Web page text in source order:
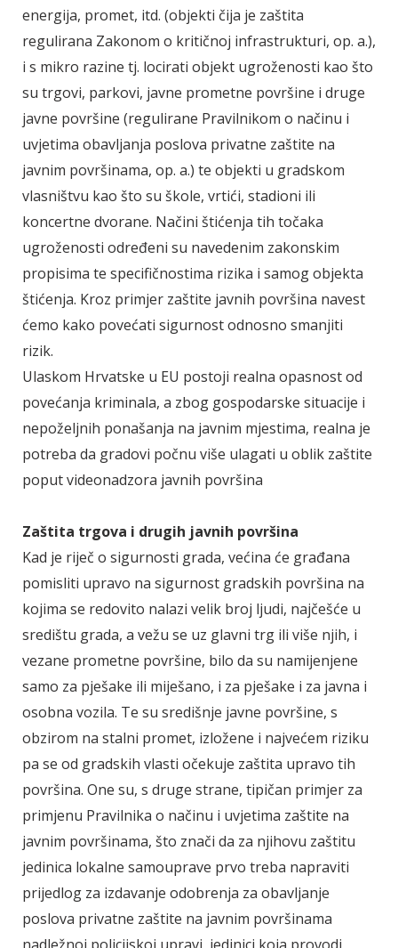
energija, promet, itd. (objekti čija je zaštita
regulirana Zakonom o kritičnoj infrastrukturi, op. a.),
i s mikro razine tj. locirati objekt ugroženosti kao što
su trgovi, parkovi, javne prometne površine i druge
javne površine (regulirane Pravilnikom o načinu i
uvjetima obavljanja poslova privatne zaštite na
javnim površinama, op. a.) te objekti u gradskom
vlasništvu kao što su škole, vrtići, stadioni ili
koncertne dvorane. Načini štićenja tih točaka
ugroženosti određeni su navedenim zakonskim
propisima te specifičnostima rizika i samog objekta
štićenja. Kroz primjer zaštite javnih površina navest
ćemo kako povećati sigurnost odnosno smanjiti
rizik.
Ulaskom Hrvatske u EU postoji realna opasnost od
povećanja kriminala, a zbog gospodarske situacije i
nepoželjnih ponašanja na javnim mjestima, realna je
potreba da gradovi počnu više ulagati u oblik zaštite
poput videonadzora javnih površina
Zaštita trgova i drugih javnih površina
Kad je riječ o sigurnosti grada, većina će građana
pomisliti upravo na sigurnost gradskih površina na
kojima se redovito nalazi velik broj ljudi, najčešće u
središtu grada, a vežu se uz glavni trg ili više njih, i
vezane prometne površine, bilo da su namijenjene
samo za pješake ili miješano, i za pješake i za javna i
osobna vozila. Te su središnje javne površine, s
obzirom na stalni promet, izložene i najvećem riziku
pa se od gradskih vlasti očekuje zaštita upravo tih
površina. One su, s druge strane, tipičan primjer za
primjenu Pravilnika o načinu i uvjetima zaštite na
javnim površinama, što znači da za njihovu zaštitu
jedinica lokalne samouprave prvo treba napraviti
prijedlog za izdavanje odobrenja za obavljanje
poslova privatne zaštite na javnim površinama